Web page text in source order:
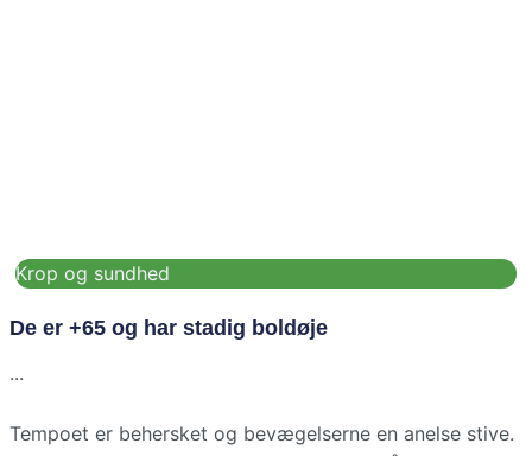
Krop og sundhed
De er +65 og har stadig boldøje
Tempoet er behersket og bevægelserne en anelse stive.